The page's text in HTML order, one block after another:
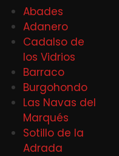
Abades
Adanero
Cadalso de
los Vidrios
Barraco
Burgohondo
Las Navas del
Marqués
Sotillo de la
Adrada